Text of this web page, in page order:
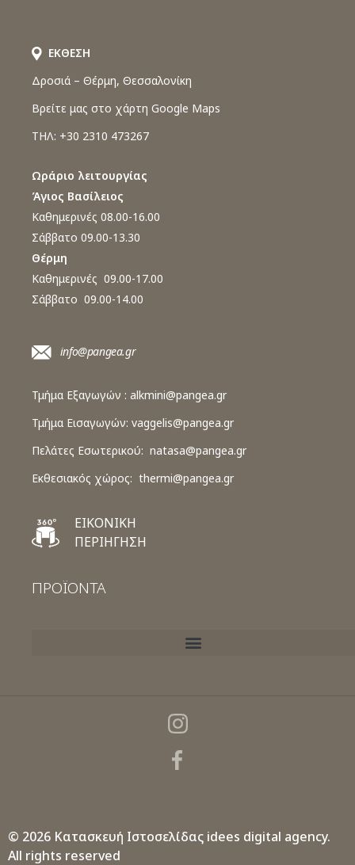
ΕΚΘΕΣΗ
Δροσιά – Θέρμη, Θεσσαλονίκη
Βρείτε μας στο χάρτη Google Maps
ΤΗΛ: +30 2310 473267
Ωράριο λειτουργίας
Άγιος Βασίλειος
Καθημερινές 08.00-16.00
Σάββατο 09.00-13.30
Θέρμη
Καθημερινές 09.00-17.00
Σάββατο 09.00-14.00
info@pangea.gr
Τμήμα Εξαγωγών : alkmini@pangea.gr
Τμήμα Εισαγωγών: vaggelis@pangea.gr
Πελάτες Εσωτερικού: natasa@pangea.gr
Εκθεσιακός χώρος: thermi@pangea.gr
ΕΙΚΟΝΙΚΗ
ΠΕΡΙΗΓΗΣΗ
ΠΡΟΪΟΝΤΑ
© 2026 Κατασκευή Ιστοσελίδας idees digital agency.
All rights reserved